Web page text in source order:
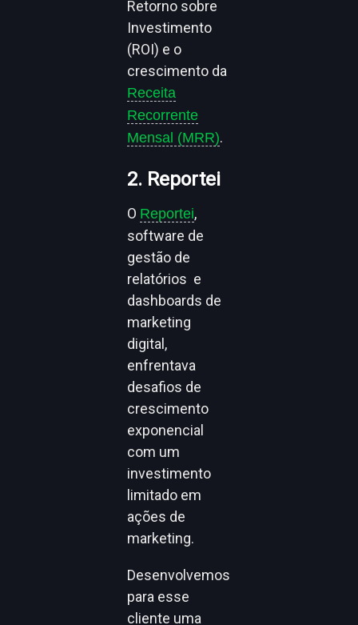
Retorno sobre
Investimento
(ROI) e o
crescimento da
Receita
Recorrente
Mensal (MRR).
2. Reportei
O Reportei,
software de
gestão de
relatórios e
dashboards de
marketing
digital,
enfrentava
desafios de
crescimento
exponencial
com um
investimento
limitado em
ações de
marketing.
Desenvolvemos
para esse
cliente uma